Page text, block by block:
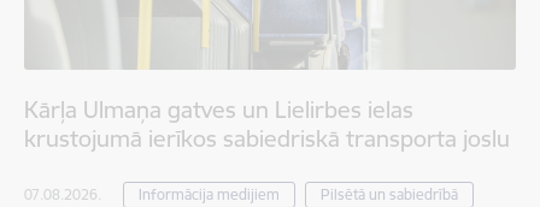
Kārļa Ulmaņa gatves un Lielirbes ielas
krustojumā ierīkos sabiedriskā transporta joslu
07.08.2026. Informācija medijiem
Pilsētā un sabiedrībā